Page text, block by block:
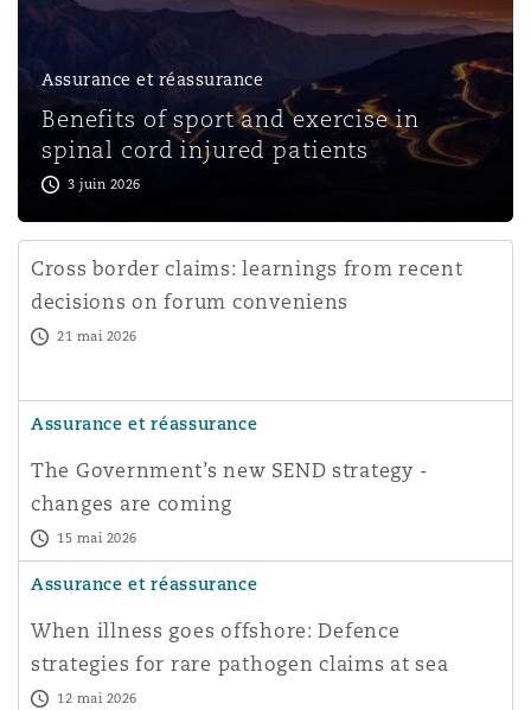
Assurance et réassurance
Benefits of sport and exercise in
spinal cord injured patients
3 juin 2026
Cross border claims: learnings from recent
decisions on forum conveniens
21 mai 2026
Assurance et réassurance
The Government’s new SEND strategy -
changes are coming
15 mai 2026
Assurance et réassurance
When illness goes offshore: Defence
strategies for rare pathogen claims at sea
12 mai 2026